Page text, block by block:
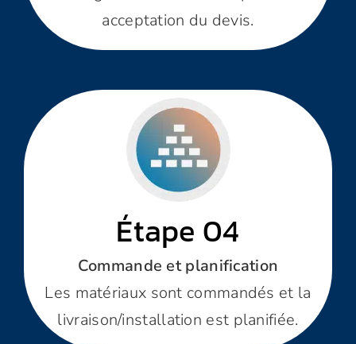
acceptation du devis.
Étape 04
Commande et planification
Les matériaux sont commandés et la
livraison/installation est planifiée.